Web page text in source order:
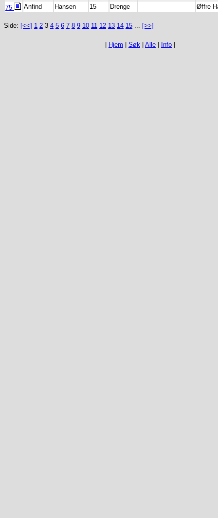
75
Anfind Hansen 15 Drenge Øffre
Side: [<<] 1 2 3 4 5 6 7 8 9 10 11 12 13 14 15 ... [>>]
Hjem Søk Alle Info